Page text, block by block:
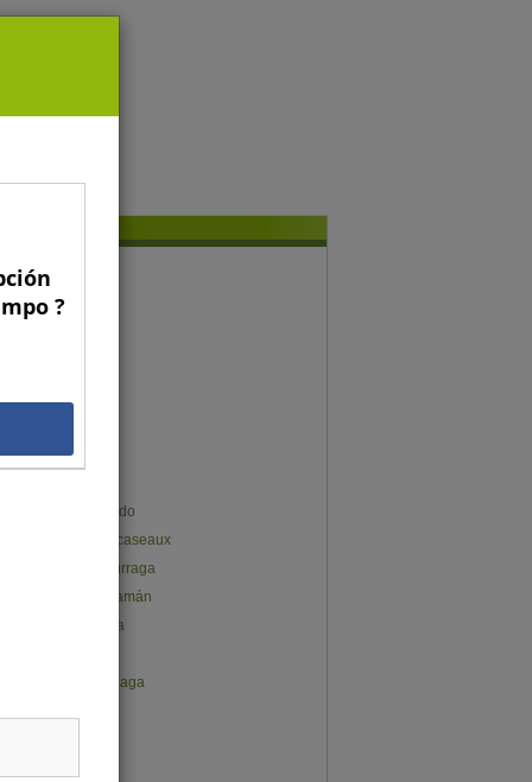
y gestión
Gregorio Billikopf
Gonzalo Muñoz
Karen Meier Mellado
Juan Pablo Subercaseaux
José Gabriel Undurraga
Ana Lucía Cusihuamán
Claudio Salvatierra
Constanza Olalquiaga
?